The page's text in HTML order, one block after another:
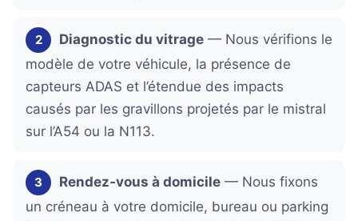
2 Diagnostic du vitrage — Nous vérifions le
modèle de votre véhicule, la présence de
capteurs ADAS et l’étendue des impacts
causés par les gravillons projetés par le mistral
sur l’A54 ou la N113.
3 Rendez-vous à domicile — Nous fixons
un créneau à votre domicile, bureau ou parking